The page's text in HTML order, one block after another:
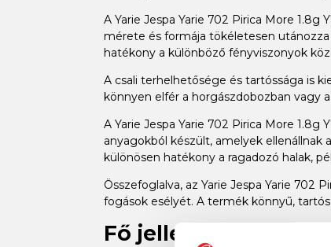
A Yarie Jespa Yarie 702 Pirica More
mérete és formája tökéletesen utánozza
hatékony a különböző fényviszonyok
A csali terhelhetősége és tartóssága is
könnyen elfér a horgászdobozban vagy
A Yarie Jespa Yarie 702 Pirica More
anyagokból készült, amelyek ellenállnak
különösen hatékony a ragadozó halak,
Összefoglalva, az Yarie Jespa Yarie 702
fogások esélyét. A termék könnyű,
Fő jellemzők: